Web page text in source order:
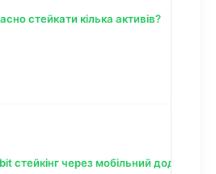
стейкати кілька активів?
стейкінг через мобільний додаток?